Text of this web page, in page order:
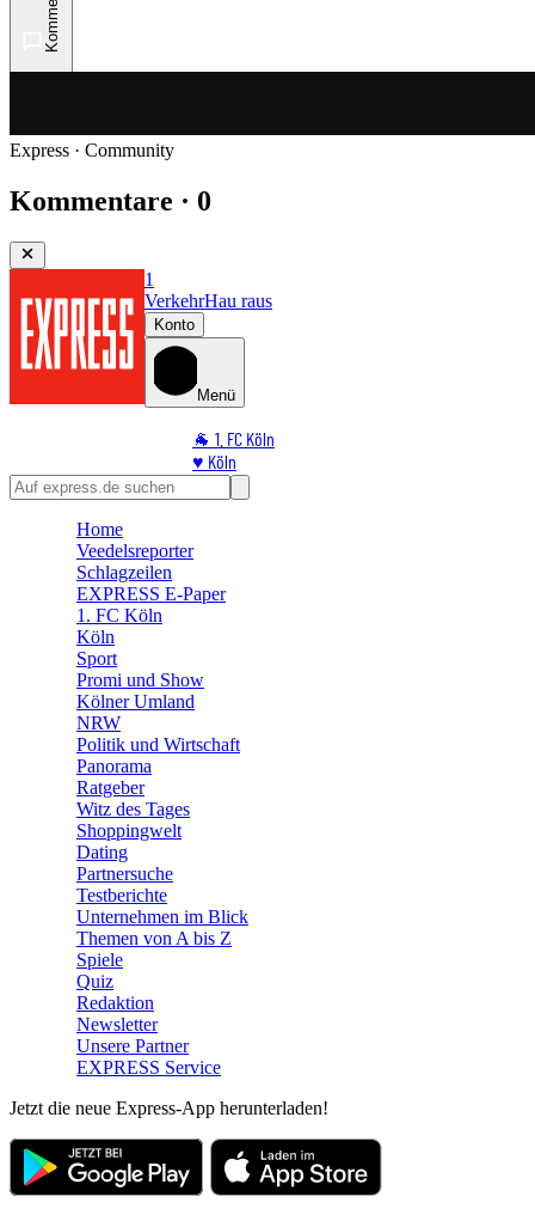
Express · Community
Kommentare · 0
1
VerkehrHau raus
Konto
Menü
🐐 1. FC Köln
♥️ Köln
⭐ Promi
🛒 Shoppingwelt
Home
Veedelsreporter
Schlagzeilen
EXPRESS E-Paper
1. FC Köln
Köln
Sport
Promi und Show
Kölner Umland
NRW
Politik und Wirtschaft
Panorama
Ratgeber
Witz des Tages
Shoppingwelt
Dating
Partnersuche
Testberichte
Unternehmen im Blick
Themen von A bis Z
Spiele
Quiz
Redaktion
Newsletter
Unsere Partner
EXPRESS Service
Jetzt die neue Express-App herunterladen!